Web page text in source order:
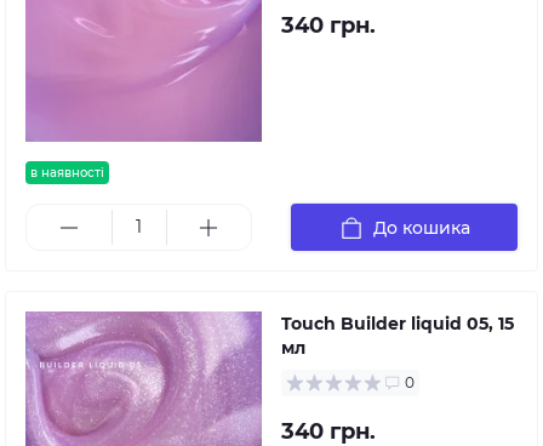
в наявності
340 грн.
До кошика
Touch Builder liquid 05, 15
мл
0
340 грн.